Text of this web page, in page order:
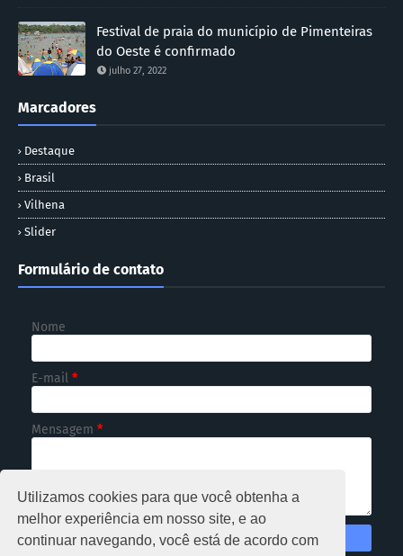
Utilizamos cookies para que você obtenha a
melhor experiência em nosso site, e ao
continuar navegando, você está de acordo com
Festival de praia do município de Pimenteiras
do Oeste é confirmado
julho 27, 2022
Marcadores
Destaque
Brasil
Vilhena
Slider
Formulário de contato
Nome
E-mail *
Mensagem *